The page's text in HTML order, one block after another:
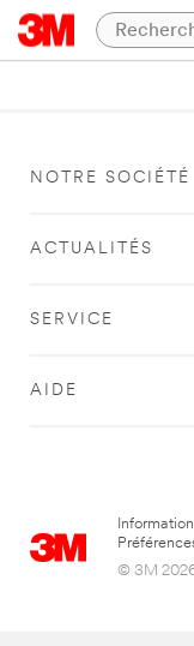
NOTRE SOCIÉTÉ
ACTUALITÉS
SERVICE
AIDE
© 3M